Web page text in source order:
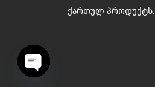
ქართულ პროდუქტს.